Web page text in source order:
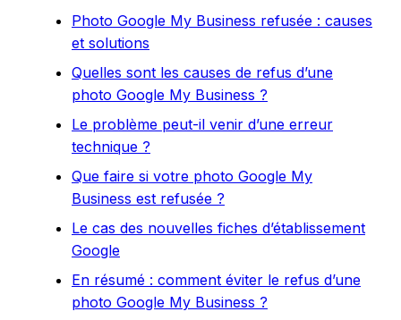
Photo Google My Business refusée : causes
et solutions
Quelles sont les causes de refus d’une
photo Google My Business ?
Le problème peut-il venir d’une erreur
technique ?
Que faire si votre photo Google My
Business est refusée ?
Le cas des nouvelles fiches d’établissement
Google
En résumé : comment éviter le refus d’une
photo Google My Business ?